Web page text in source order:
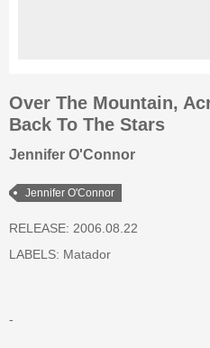
Over The Mountain,
Back To The Stars
Jennifer O'Connor
Jennifer O'Connor
RELEASE: 2006.08.22
LABELS: Matador
-